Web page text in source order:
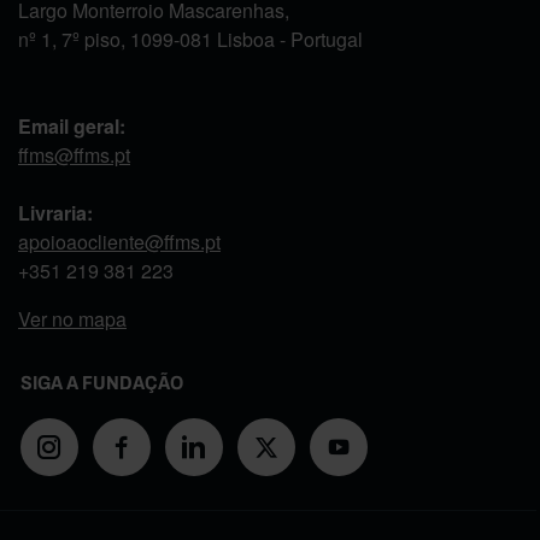
Largo Monterroio Mascarenhas,
nº 1, 7º piso, 1099-081 Lisboa - Portugal
Email geral:
ffms@ffms.pt
Livraria:
apoioaocliente@ffms.pt
+351 219 381 223
Ver no mapa
SIGA A FUNDAÇÃO